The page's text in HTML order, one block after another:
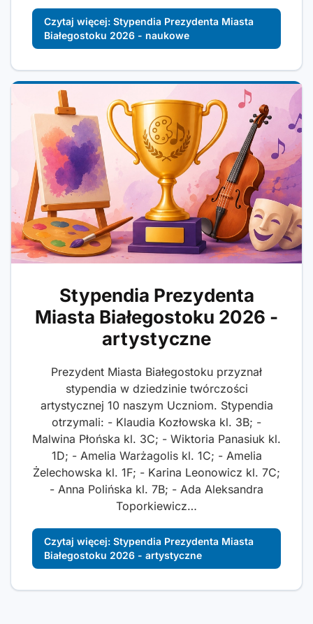
Czytaj więcej: Stypendia Prezydenta Miasta
Białegostoku 2026 - naukowe
Stypendia Prezydenta
Miasta Białegostoku 2026 -
artystyczne
Prezydent Miasta Białegostoku przyznał
stypendia w dziedzinie twórczości
artystycznej 10 naszym Uczniom. Stypendia
otrzymali: - Klaudia Kozłowska kl. 3B; -
Malwina Płońska kl. 3C; - Wiktoria Panasiuk kl.
1D; - Amelia Warżagolis kl. 1C; - Amelia
Żelechowska kl. 1F; - Karina Leonowicz kl. 7C;
- Anna Polińska kl. 7B; - Ada Aleksandra
Toporkiewicz…
Czytaj więcej: Stypendia Prezydenta Miasta
Białegostoku 2026 - artystyczne